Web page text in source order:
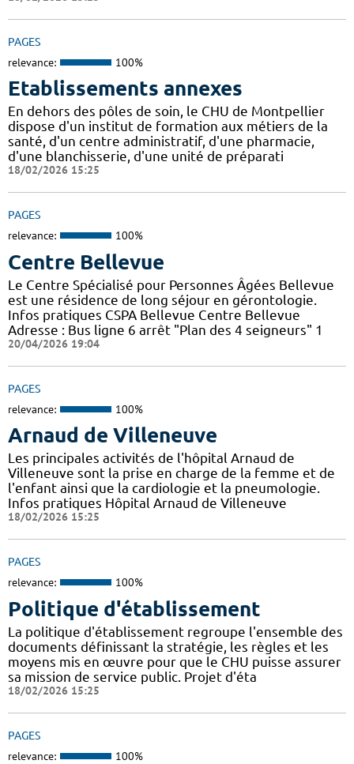
PAGES
relevance: 100%
Etablissements annexes
En dehors des pôles de soin, le CHU de Montpellier
dispose d'un institut de formation aux métiers de la
santé, d'un centre administratif, d'une pharmacie,
d'une blanchisserie, d'une unité de préparati
18/02/2026 15:25
PAGES
relevance: 100%
Centre Bellevue
Le Centre Spécialisé pour Personnes Âgées Bellevue
est une résidence de long séjour en gérontologie.
Infos pratiques CSPA Bellevue Centre Bellevue
Adresse : Bus ligne 6 arrêt "Plan des 4 seigneurs" 1
20/04/2026 19:04
PAGES
relevance: 100%
Arnaud de Villeneuve
Les principales activités de l'hôpital Arnaud de
Villeneuve sont la prise en charge de la femme et de
l'enfant ainsi que la cardiologie et la pneumologie.
Infos pratiques Hôpital Arnaud de Villeneuve
18/02/2026 15:25
PAGES
relevance: 100%
Politique d'établissement
La politique d'établissement regroupe l'ensemble des
documents définissant la stratégie, les règles et les
moyens mis en œuvre pour que le CHU puisse assurer
sa mission de service public. Projet d'éta
18/02/2026 15:25
PAGES
relevance: 100%